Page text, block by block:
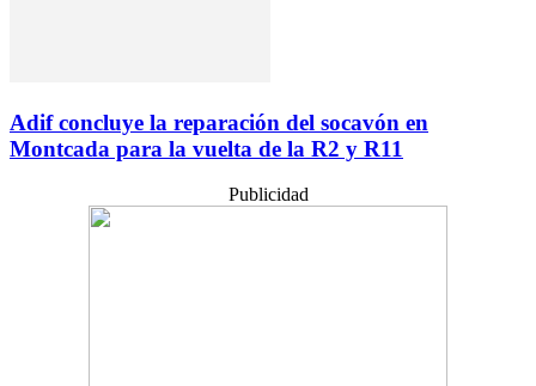
Adif concluye la reparación del socavón en
Montcada para la vuelta de la R2 y R11
Publicidad